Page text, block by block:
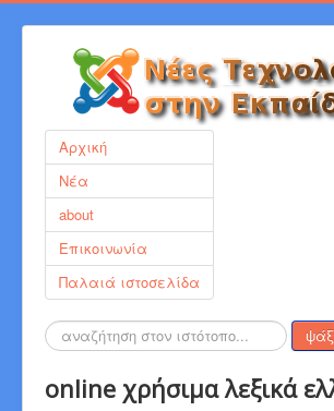
Αρχική
Νέα
about
Επικοινωνία
Παλαιά ιστοσελίδα
Αναζήτηση...
online χρήσιμα λεξικά